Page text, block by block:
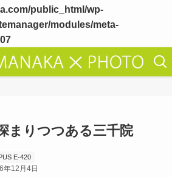
public_html/wp-
modules/meta-
まりつつある三千院
E-420
年12月4日